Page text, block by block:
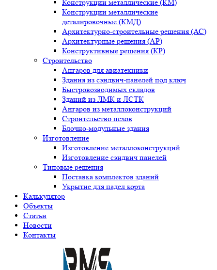
Конструкции металлические (КМ)
Конструкции металлические
деталировочные (КМД)
Архитектурно-строительные решения (АС)
Архитектурные решения (АР)
Конструктивные решения (КР)
Строительство
Ангаров для авиатехники
Здания из сэндвич-панелей под ключ
Быстровозводимых складов
Зданий из ЛМК и ЛСТК
Ангаров из металлоконструкций
Строительство цехов
Блочно-модульные здания
Изготовление
Изготовление металлоконструкций
Изготовление сэндвич панелей
Типовые решения
Поставка комплектов зданий
Укрытие для падел корта
Калькулятор
Объекты
Статьи
Новости
Контакты